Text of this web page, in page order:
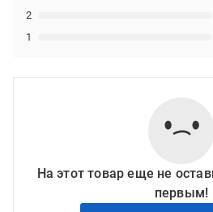
1
2
На этот товар еще не
первым!